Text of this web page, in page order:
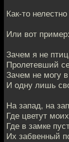
Как-то
Или вот пример:
Зачем я не
Пролетевший
Зачем не могу
И одну лишь
На запад, на
Где цветут
Где в замке
Их забвенный